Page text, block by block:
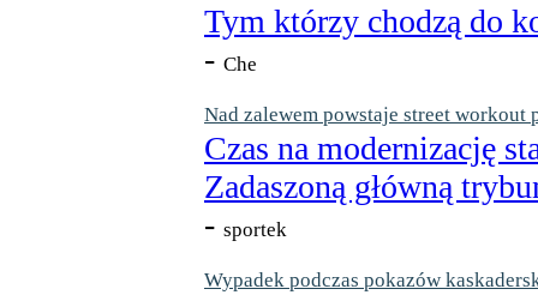
Tym którzy chodzą do
- Che
Nad zalewem powstaje street workout
Czas na modernizację
Zadaszoną główną
- sportek
Wypadek podczas pokazów